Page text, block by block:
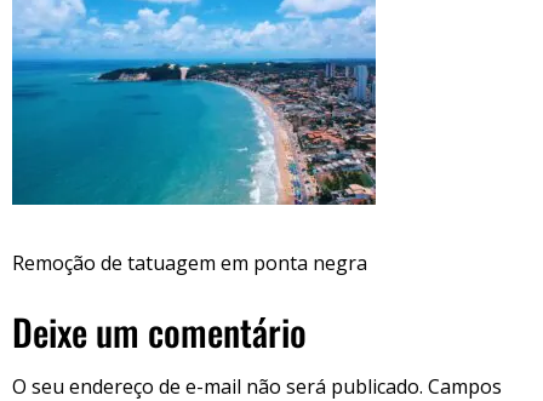
Remoção de tatuagem em ponta negra
Deixe um comentário
O seu endereço de e-mail não será publicado. Campos